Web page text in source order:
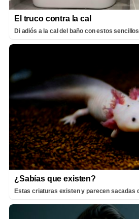
El truco contra la cal
Di adiós a la cal del baño con estos
¿Sabías que existen?
Estas criaturas existen y parecen sacadas